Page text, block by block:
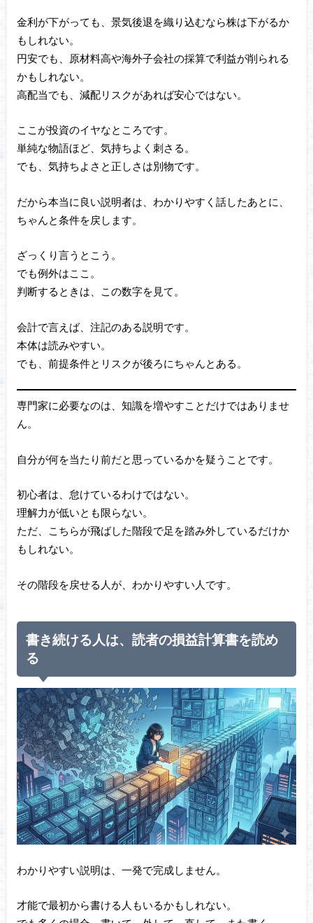
金利が下がっても、景気後退を織り込むなら株は下がるか
もしれない。
円安でも、原材料高や海外子会社の採算で利益が削られる
かもしれない。
高配当でも、減配リスクがあれば安心ではない。
ここが投資のイヤなところです。
単純な物語ほど、気持ちよく刺さる。
でも、気持ちよさと正しさは別物です。
だから本当に良い説明者は、わかりやすく話したあとに、
ちゃんと条件を戻します。
ざっくり言うとこう。
でも例外はここ。
判断するときは、この数字を見て。
会計で言えば、注記のある説明です。
本体は読みやすい。
でも、前提条件とリスクが後ろにちゃんとある。
専門家に必要なのは、知識を増やすことだけではありませ
ん。
自分が何を当たり前だと思っているかを疑うことです。
初心者は、怠けているわけではない。
理解力が低いとも限らない。
ただ、こちらが飛ばした階段で足を踏み外しているだけか
もしれない。
その階段を戻せる人が、わかりやすい人です。
書き続ける人は、読者の損益計算書を読め
る
わかりやすい説明は、一発で完成しません。
才能で最初から書ける人もいるかもしれない。